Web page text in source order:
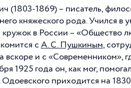
1869) – писатель,
княжеского рода. Учился в
в России – «Общество
с А. С. Пушкиным,
вскоре и с «Современником»,
1925 года он, как мог,
Одоевского приходится на